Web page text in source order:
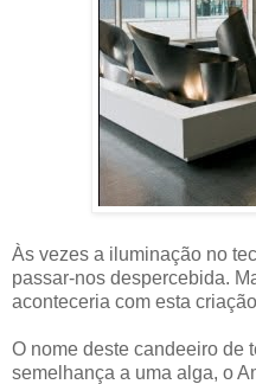
Às vezes a iluminação no
passar-nos despercebida.
aconteceria com esta
O nome deste candeeiro de
semelhança a uma alga, o